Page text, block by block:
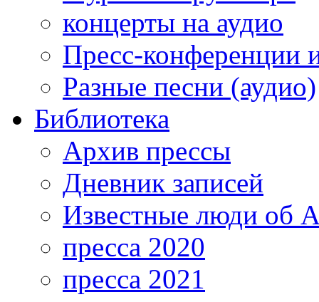
концерты на аудио
Пресс-конференции
Разные песни (аудио)
Библиотека
Архив прессы
Дневник записей
Известные люди об
пресса 2020
пресса 2021